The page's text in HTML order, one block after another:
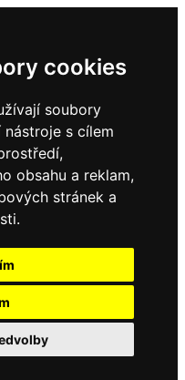
cookies
soubory
s cílem
obsahu a reklam,
stránek a